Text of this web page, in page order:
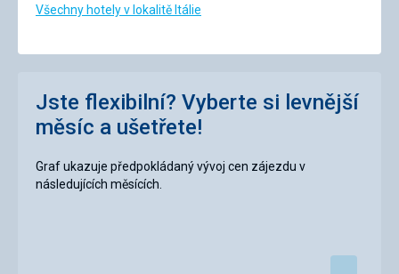
Všechny hotely v lokalitě Itálie
Jste flexibilní? Vyberte si levnější
měsíc a ušetřete!
Graf ukazuje předpokládaný vývoj cen zájezdu v
následujících měsících.